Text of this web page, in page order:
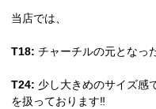
当店では、
T18: チャーチルの元となっ
T24: 少し大きめのサイズ感
を扱っております‼︎